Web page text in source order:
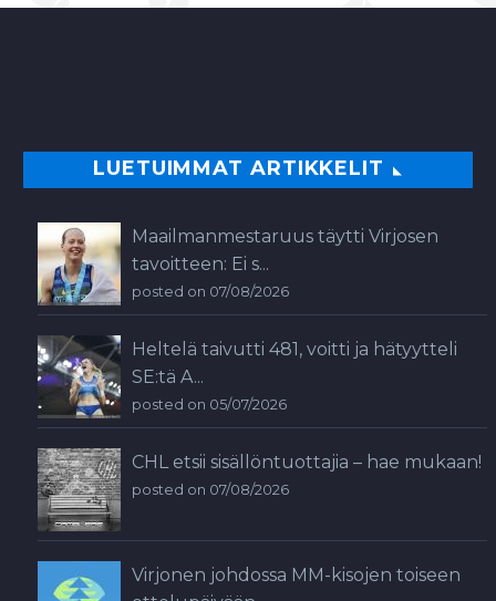
LUETUIMMAT ARTIKKELIT
Maailmanmestaruus täytti Virjosen
tavoitteen: Ei s...
posted on 07/08/2026
Heltelä taivutti 481, voitti ja hätyytteli
SE:tä A...
posted on 05/07/2026
CHL etsii sisällöntuottajia – hae mukaan!
posted on 07/08/2026
Virjonen johdossa MM-kisojen toiseen